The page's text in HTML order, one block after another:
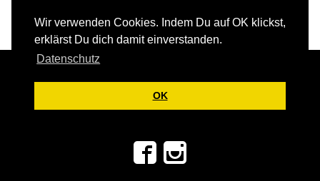
Wir verwenden Cookies. Indem Du auf OK klickst,
erklärst Du dich damit einverstanden.
Datenschutz
OK
Zahlungsarten